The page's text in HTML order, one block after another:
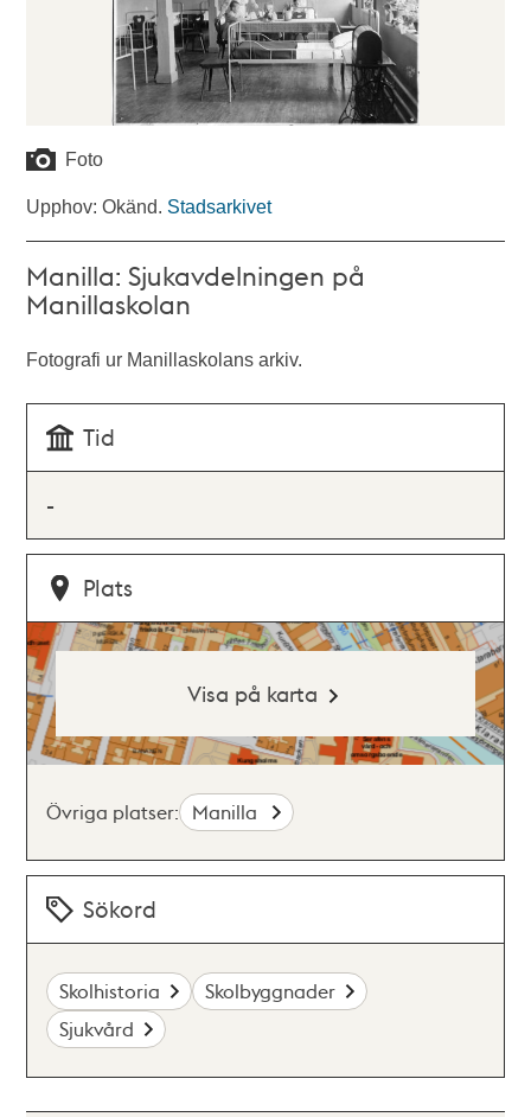
Foto
Upphov: Okänd. Stadsarkivet
Manilla: Sjukavdelningen på
Manillaskolan
Fotografi ur Manillaskolans arkiv.
Tid
-
Plats
Visa på karta
Övriga platser: Manilla
Sökord
Skolhistoria
Skolbyggnader
Sjukvård